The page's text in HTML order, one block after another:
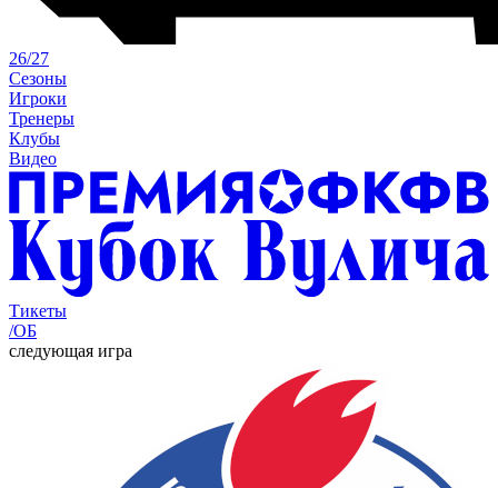
26/27
Сезоны
Игроки
Тренеры
Клубы
Видео
Тикеты
/ОБ
следующая игра